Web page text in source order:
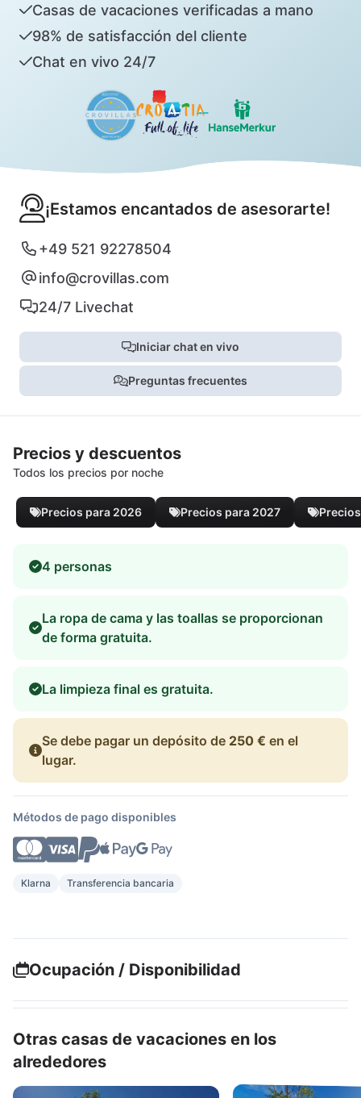
Casas de vacaciones verificadas a mano
98% de satisfacción del cliente
Chat en vivo 24/7
¡Estamos encantados de asesorarte!
+49 521 92278504
info@crovillas.com
24/7 Livechat
Iniciar chat en vivo
Preguntas frecuentes
Precios y descuentos
Todos los precios por noche
Precios para 2026 Precios para 2027
4 personas
La ropa de cama y las toallas se proporcionan
de forma gratuita.
La limpieza final es gratuita.
Se debe pagar un depósito de 250 € en el
lugar.
Métodos de pago disponibles
Klarna Transferencia bancaria
Ocupación / Disponibilidad
Otras casas de vacaciones en los
alrededores